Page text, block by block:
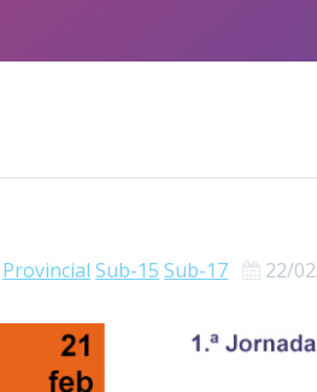
Provincial Sub-15 Sub-17 22/